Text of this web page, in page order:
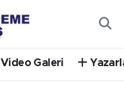
Video Galeri